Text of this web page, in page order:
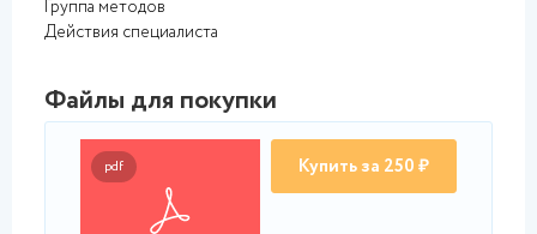
Группа методов
Действия специалиста
Файлы для покупки
pdf Купить за 250 ₽